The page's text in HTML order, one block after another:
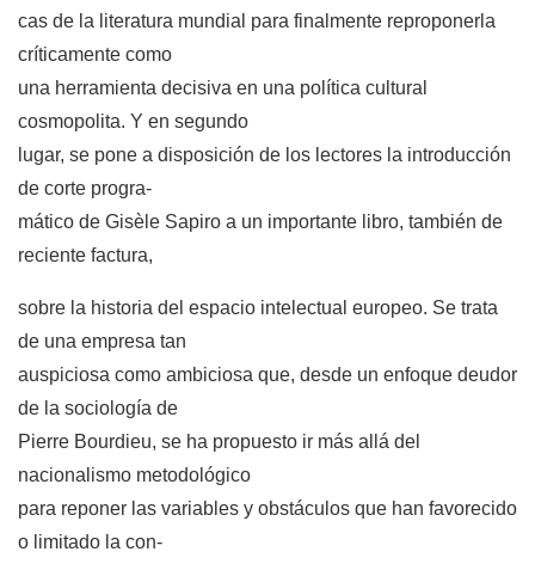
cas de la literatura mundial para finalmente reproponerla
críticamente como
una herramienta decisiva en una política cultural
cosmopolita. Y en segundo
lugar, se pone a disposición de los lectores la introducción
de corte progra-
mático de Gisèle Sapiro a un importante libro, también de
reciente factura,
sobre la historia del espacio intelectual europeo. Se trata
de una empresa tan
auspiciosa como ambiciosa que, desde un enfoque deudor
de la sociología de
Pierre Bourdieu, se ha propuesto ir más allá del
nacionalismo metodológico
para reponer las variables y obstáculos que han favorecido
o limitado la con-